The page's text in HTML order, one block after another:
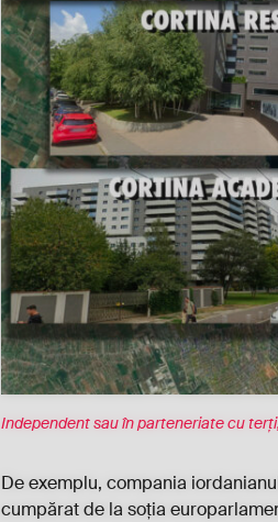
Independent sau în parteneriate cu
De exemplu, compania
cumpărat de la soția